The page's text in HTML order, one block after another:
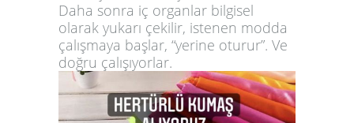
Daha sonra iç organlar bilgisel
olarak yukarı çekilir, istenen modda
çalışmaya başlar, “yerine oturur”. Ve
doğru çalışıyorlar.